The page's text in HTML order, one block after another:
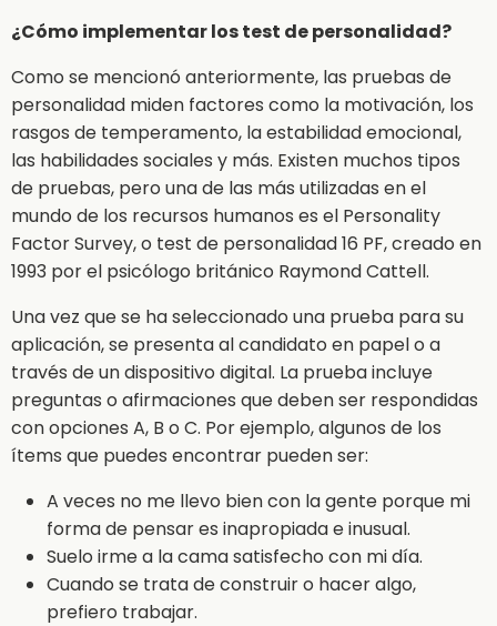
¿Cómo implementar los test de personalidad?
Como se mencionó anteriormente, las pruebas de
personalidad miden factores como la motivación, los
rasgos de temperamento, la estabilidad emocional,
las habilidades sociales y más. Existen muchos tipos
de pruebas, pero una de las más utilizadas en el
mundo de los recursos humanos es el Personality
Factor Survey, o test de personalidad 16 PF, creado en
1993 por el psicólogo británico Raymond Cattell.
Una vez que se ha seleccionado una prueba para su
aplicación, se presenta al candidato en papel o a
través de un dispositivo digital. La prueba incluye
preguntas o afirmaciones que deben ser respondidas
con opciones A, B o C. Por ejemplo, algunos de los
ítems que puedes encontrar pueden ser:
A veces no me llevo bien con la gente porque mi
forma de pensar es inapropiada e inusual.
Suelo irme a la cama satisfecho con mi día.
Cuando se trata de construir o hacer algo,
prefiero trabajar.